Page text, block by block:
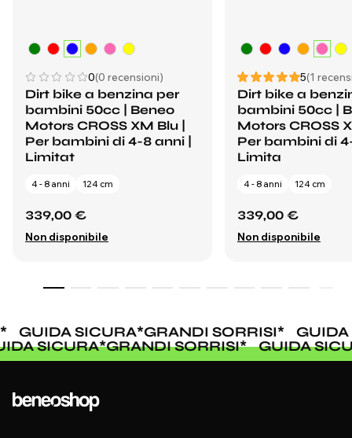
0(0 recensioni)
Dirt bike a benzina per
bambini 50cc | Beneo
Motors CROSS XM Blu |
Per bambini di 4-8 anni |
Limitat
4 - 8 anni 124 cm
339,00 €
Non disponibile
5(1
Dirt bike a
bambini 50cc |
Motors CROSS
Per bambini di
Limita
4 - 8 anni 124 cm
339,00 €
Non disponibile
GUIDA SICURA*GRANDI SORRISI*
GUIDA
SICURA*GRANDI SORRISI* GUIDA